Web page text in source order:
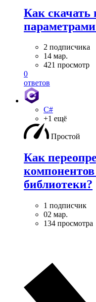
Как скачать
2 подписчика
14 мар.
421 просмотр
0
ответов
C#
+1 ещё
Простой
Как
библиотеки?
1 подписчик
02 мар.
134 просмотра